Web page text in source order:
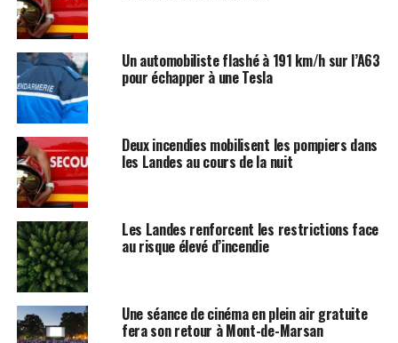
Un automobiliste flashé à 191 km/h sur l’A63
pour échapper à une Tesla
Deux incendies mobilisent les pompiers dans
les Landes au cours de la nuit
Les Landes renforcent les restrictions face
au risque élevé d’incendie
Une séance de cinéma en plein air gratuite
fera son retour à Mont-de-Marsan